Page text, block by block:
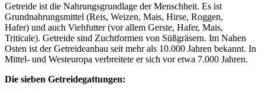
Getreide ist die Nahrungsgrundlage der Menschheit. Es ist
Grundnahrungsmittel (Reis, Weizen, Mais, Hirse, Roggen,
Hafer) und auch Viehfutter (vor allem Gerste, Hafer, Mais,
Triticale). Getreide sind Zuchtformen von Süßgräsern. Im Nahen
Osten ist der Getreideanbau seit mehr als 10.000 Jahren bekannt. In
Mittel- und Westeuropa verbreitete er sich vor etwa 7.000 Jahren.
Die sieben Getreidegattungen: